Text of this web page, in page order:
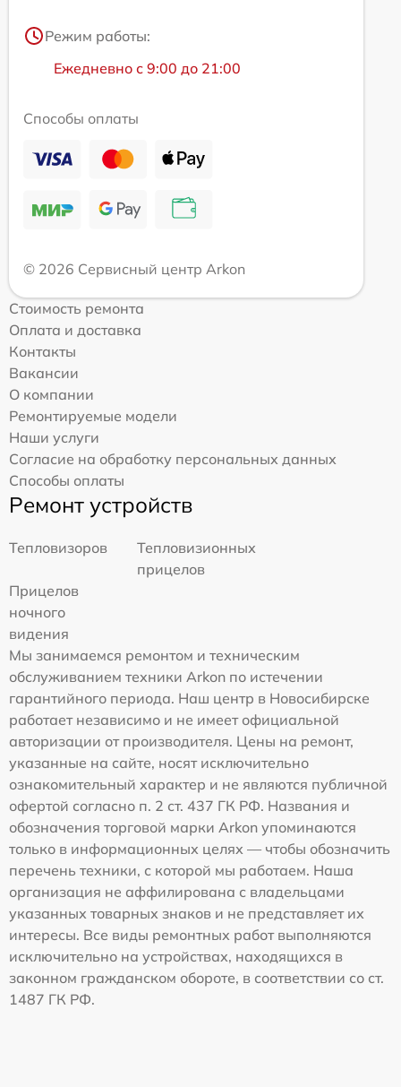
Режим работы:
Ежедневно с 9:00 до 21:00
Способы оплаты
© 2026 Сервисный центр Arkon
Стоимость ремонта
Оплата и доставка
Контакты
Вакансии
О компании
Ремонтируемые модели
Наши услуги
Согласие на обработку персональных данных
Способы оплаты
Ремонт устройств
Тепловизоров
Тепловизионных
прицелов
Прицелов
ночного
видения
Мы занимаемся ремонтом и техническим
обслуживанием техники Arkon по истечении
гарантийного периода. Наш центр в Новосибирске
работает независимо и не имеет официальной
авторизации от производителя. Цены на ремонт,
указанные на сайте, носят исключительно
ознакомительный характер и не являются публичной
офертой согласно п. 2 ст. 437 ГК РФ. Названия и
обозначения торговой марки Arkon упоминаются
только в информационных целях — чтобы обозначить
перечень техники, с которой мы работаем. Наша
организация не аффилирована с владельцами
указанных товарных знаков и не представляет их
интересы. Все виды ремонтных работ выполняются
исключительно на устройствах, находящихся в
законном гражданском обороте, в соответствии со ст.
1487 ГК РФ.